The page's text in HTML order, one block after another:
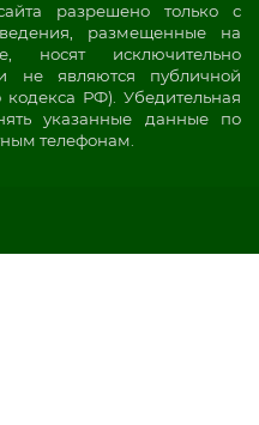
разрешено только с
размещенные на
носят исключительно
не являются публичной
кодекса РФ). Убедительная
указанные данные по
телефонам.